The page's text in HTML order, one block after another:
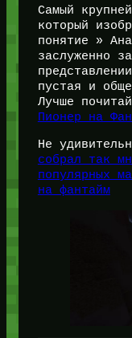
Самый
который
понятие »
заслуженно
пустая и
Лучше
Пионер на
Не
собрал так
популярных
на фантайм